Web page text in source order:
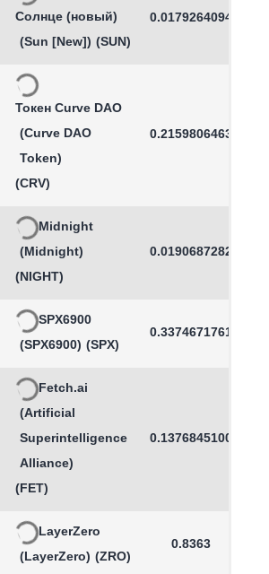
Солнце (новый)
(Sun [New]) (SUN)
0.0179264094
Токен Curve DAO
(Curve DAO
Token)
(CRV)
0.2159806463
Midnight
(Midnight)
(NIGHT)
0.0190687282
SPX6900
(SPX6900) (SPX)
0.3374671761
Fetch.ai
(Artificial
Superintelligence
Alliance)
(FET)
0.1376845100
LayerZero
(LayerZero) (ZRO)
0.8363